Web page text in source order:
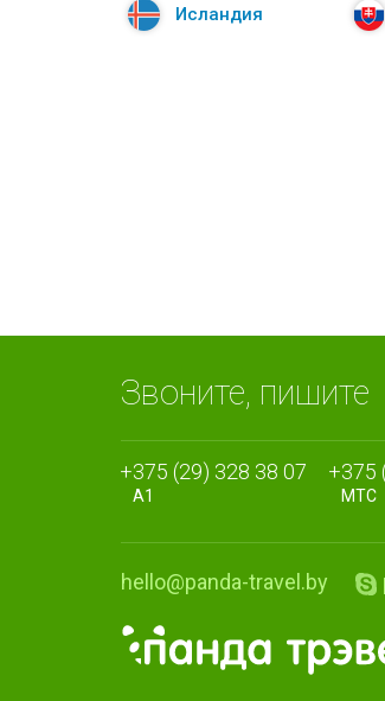
Исландия
Звоните, пишите
+375 (29) 328 38 07
A1
+375
МТС
hello@panda-travel.by